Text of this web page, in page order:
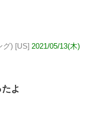
グ) [US] 2021/05/13(木)
よ